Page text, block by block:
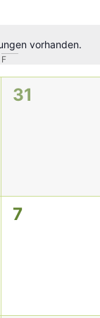
vorhanden.
F
0
31
0
7